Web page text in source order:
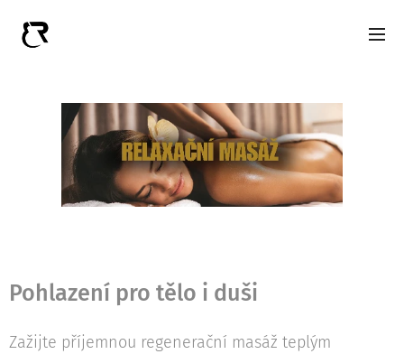
Pohlazení pro tělo i duši
Zažijte příjemnou regenerační masáž teplým